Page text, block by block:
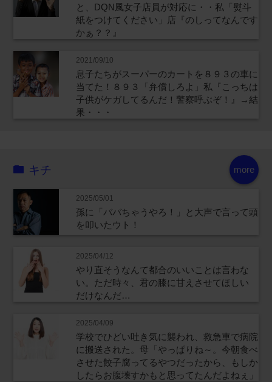
と、DQN風女子店員が対応に・・私「熨斗
紙をつけてください」店『のしってなんです
かぁ？？』
2021/09/10
息子たちがスーパーのカートを８９３の車に
当てた！８９３「弁償しろよ」私『こっちは
子供がケガしてるんだ！警察呼ぶぞ！』→結
果・・・
more
キチ
2025/05/01
孫に「ババちゃうやろ！」と大声で言って頭
を叩いたウト！
2025/04/12
やり直そうなんて都合のいいことは言わな
い。ただ時々、君の膝に甘えさせてほしい
だけなんだ…
2025/04/09
学校でひどい吐き気に襲われ、救急車で病院
に搬送された。母「やっぱりね～。今朝食べ
させた餃子腐ってるやつだったから、もしか
したらお腹壊すかもと思ってたんだよねぇ」